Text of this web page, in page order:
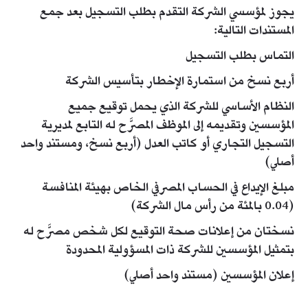
يجوز لمؤسسي الشركة التقدم بطلب التسجيل بعد جمع
المستندات التالية:
التماس بطلب التسجيل
أربع نسخ من استمارة الإخطار بتأسيس الشركة
النظام الأساسي للشركة الذي يحمل توقيع جميع
المؤسسين وتقديمه إلى الموظف المصرَّح له التابع لمديرية
التسجيل التجاري أو كاتب العدل (أربع نسخ، ومستند واحد
أصلي)
مبلغ الإيداع في الحساب المصرفي الخاص بهيئة المنافسة
(0.04 بالمئة من رأس مال الشركة)
نسختان من إعلانات صحة التوقيع لكل شخص مصرَّح له
بتمثيل المؤسسين للشركة ذات المسؤولية المحدودة
إعلان المؤسسين (مستند واحد أصلي)